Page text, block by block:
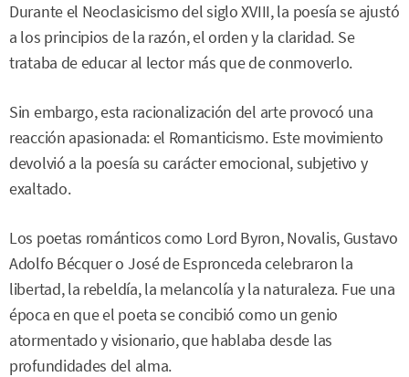
Durante el Neoclasicismo del siglo XVIII, la poesía se ajustó
a los principios de la razón, el orden y la claridad. Se
trataba de educar al lector más que de conmoverlo.
Sin embargo, esta racionalización del arte provocó una
reacción apasionada: el Romanticismo. Este movimiento
devolvió a la poesía su carácter emocional, subjetivo y
exaltado.
Los poetas románticos como Lord Byron, Novalis, Gustavo
Adolfo Bécquer o José de Espronceda celebraron la
libertad, la rebeldía, la melancolía y la naturaleza. Fue una
época en que el poeta se concibió como un genio
atormentado y visionario, que hablaba desde las
profundidades del alma.